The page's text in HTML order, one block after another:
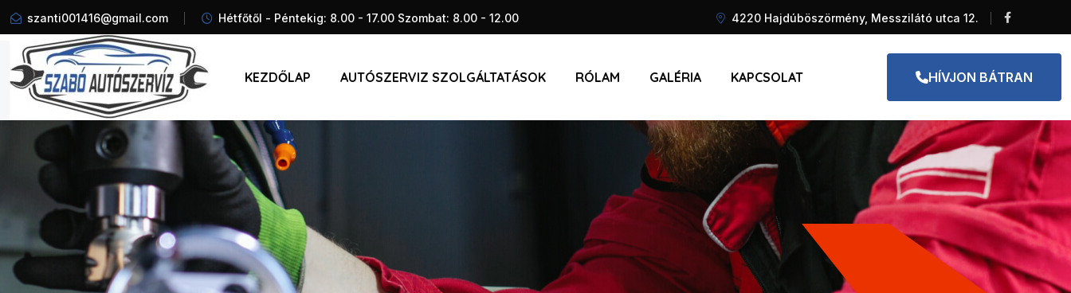
szanti001416@gmail.com Hétfőtől - Péntekig: 8.00 - 17.00 Szombat: 8.00 - 12.00 4220 Hajdúböszörmény, Messzilátó utca 12.
KEZDŐLAP AUTÓSZERVIZ SZOLGÁLTATÁSOK RÓLAM GALÉRIA KAPCSOLAT HÍVJON BÁTRAN